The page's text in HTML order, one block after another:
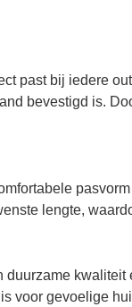
past bij iedere
bevestigd is.
lengte,
voor gevoelige